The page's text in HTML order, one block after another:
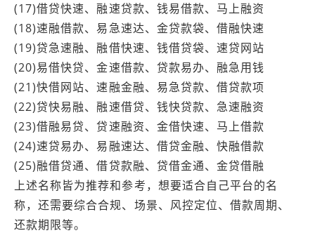
(17)借贷快速、融速贷款、钱易借款、马上融资
(18)速融借款、易急速达、金贷款袋、借融快速
(19)贷急速融、融借快速、钱借贷袋、速贷网站
(20)易借快贷、金速借款、贷款易办、融急用钱
(21)快借网站、速融金融、易急贷款、借贷款项
(22)贷快易融、融速借贷、钱快贷款、急速融资
(23)借融易贷、贷速融资、金借快速、马上借款
(24)速贷易办、易融速达、借贷金融、快融借款
(25)融借贷通、借贷款融、贷借金通、金贷借融
上述名称皆为推荐和参考，想要适合自己平台的名
称，还需要综合合规、场景、风控定位、借款周期、
还款期限等。